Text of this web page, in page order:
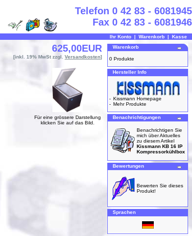
Telefon 0 42 83 - 6081945
Fax 0 42 83 - 6081946
Ihr Konto | Warenkorb | Kasse
625,00EUR
[inkl. 19% MwSt zzgl. Versandkosten]
Für eine grössere Darstellung
klicken Sie auf das Bild.
Warenkorb
0 Produkte
Hersteller Info
- Kissmann Homepage
- Mehr Produkte
Benachrichtigungen
Benachrichtigen Sie
mich über Aktuelles
zu diesem Artikel
Kissmann KB 16 IP
Kompressorkühlbox
Bewertungen
Bewerten Sie dieses
Produkt!
Sprachen